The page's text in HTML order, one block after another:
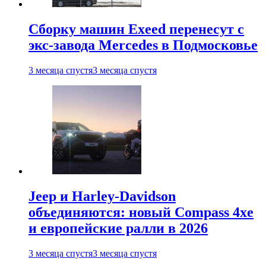
Сборку машин Exeed перенесут с
экс-завода Mercedes в Подмосковье
3 месяца спустя3 месяца спустя
Jeep и Harley-Davidson
объединяются: новый Compass 4xe
и европейские ралли в 2026
3 месяца спустя3 месяца спустя